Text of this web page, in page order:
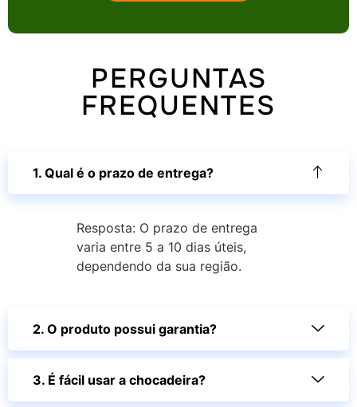
PERGUNTAS
FREQUENTES
1. Qual é o prazo de entrega?
Resposta: O prazo de entrega
varia entre 5 a 10 dias úteis,
dependendo da sua região.
2. O produto possui garantia?
3. É fácil usar a chocadeira?